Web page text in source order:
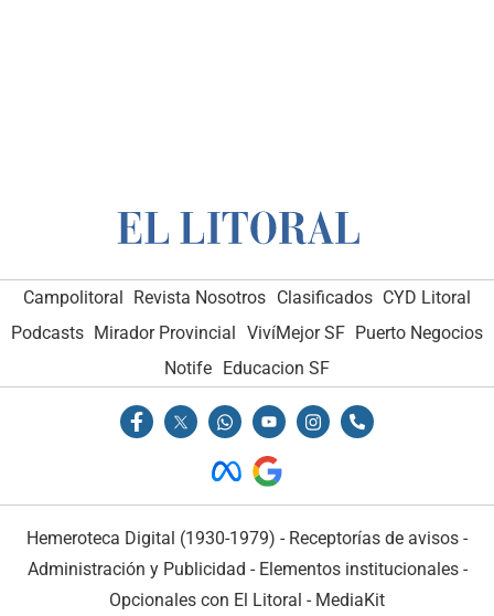
Campolitoral Revista Nosotros Clasificados CYD Litoral
Podcasts Mirador Provincial VivíMejor SF Puerto Negocios
Notife Educacion SF
Hemeroteca Digital (1930-1979) - Receptorías de avisos -
Administración y Publicidad - Elementos institucionales-
Opcionales con El Litoral - MediaKit